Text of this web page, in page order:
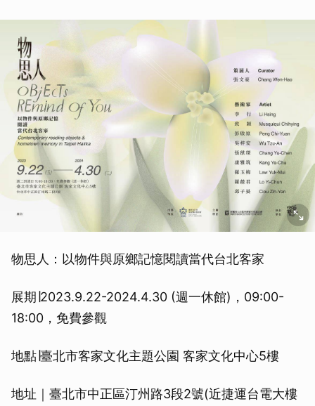
物思人：以物件與原鄉記憶閱讀當代台北客家
展期∣2023.9.22-2024.4.30 (週一休館)，09:00-
18:00，免費參觀
地點∣臺北市客家文化主題公園 客家文化中心5樓
地址｜臺北市中正區汀州路3段2號(近捷運台電大樓